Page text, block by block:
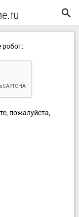
робот:
пожалуйста,